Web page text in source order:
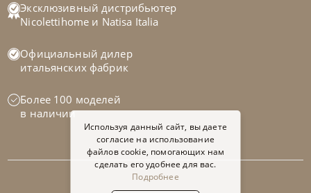
Эксклюзивный дистрибьютер
Nicolettihome и Natisa Italia
Официальный дилер
итальянских фабрик
Более 100 моделей
в наличии
Используя данный сайт, вы даете
согласие на использование
файлов cookie, помогающих нам
сделать его удобнее для вас.
Подробнее